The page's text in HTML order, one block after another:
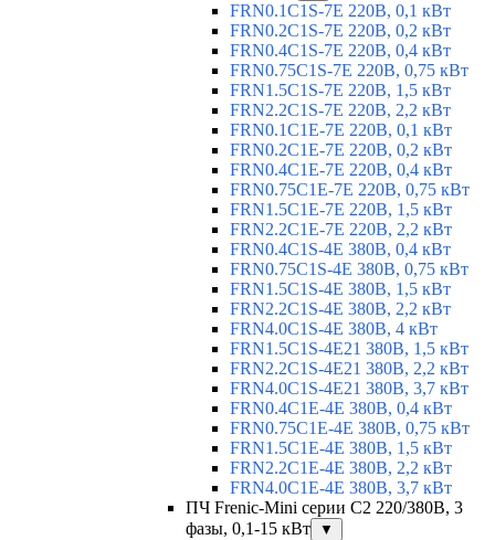
FRN0.1C1S-7E 220В, 0,1 кВт
FRN0.2C1S-7E 220В, 0,2 кВт
FRN0.4C1S-7E 220В, 0,4 кВт
FRN0.75C1S-7E 220В, 0,75 кВт
FRN1.5C1S-7E 220В, 1,5 кВт
FRN2.2C1S-7E 220В, 2,2 кВт
FRN0.1C1E-7E 220В, 0,1 кВт
FRN0.2C1E-7E 220В, 0,2 кВт
FRN0.4C1E-7E 220В, 0,4 кВт
FRN0.75C1E-7E 220В, 0,75 кВт
FRN1.5C1E-7E 220В, 1,5 кВт
FRN2.2C1E-7E 220В, 2,2 кВт
FRN0.4C1S-4E 380В, 0,4 кВт
FRN0.75C1S-4E 380В, 0,75 кВт
FRN1.5C1S-4E 380В, 1,5 кВт
FRN2.2C1S-4E 380В, 2,2 кВт
FRN4.0C1S-4E 380В, 4 кВт
FRN1.5C1S-4E21 380В, 1,5 кВт
FRN2.2C1S-4E21 380В, 2,2 кВт
FRN4.0C1S-4E21 380В, 3,7 кВт
FRN0.4C1E-4E 380В, 0,4 кВт
FRN0.75C1E-4E 380В, 0,75 кВт
FRN1.5C1E-4E 380В, 1,5 кВт
FRN2.2C1E-4E 380В, 2,2 кВт
FRN4.0C1E-4E 380В, 3,7 кВт
ПЧ Frenic-Mini серии С2 220/380В, 3
фазы, 0,1-15 кВт
▼